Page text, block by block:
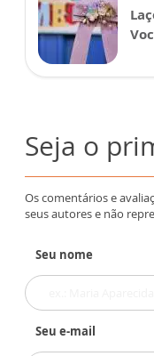
Seja o
Os comentários e
seus autores e não
Seu nome
Seu e-mail